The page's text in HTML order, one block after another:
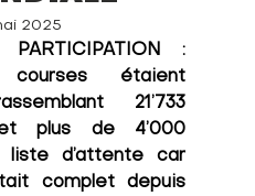
2025
:
étaient
21’733
plus de 4’000
liste d’attente car
complet depuis